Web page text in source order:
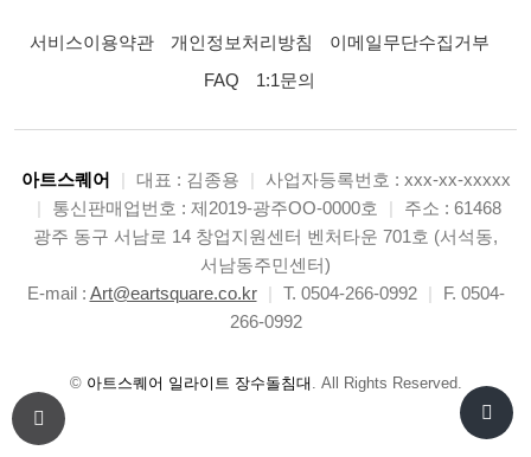
서비스이용약관 개인정보처리방침
이메일무단수집거부
FAQ
1:1문의
아트스퀘어 | 대표 : 김종용 |
사업자등록번호 : xxx-xx-xxxxx
|
통신판매업번호 : 제2019-광주OO-0000호 |
주소 : 61468
광주 동구 서남로 14 창업지원센터 벤처타운 701호 (서석동,
서남동주민센터)
E-mail : Art@eartsquare.co.kr | T. 0504-266-0992 |
F. 0504-
266-0992
© 아트스퀘어 일라이트 장수돌침대 . All Rights Reserved.